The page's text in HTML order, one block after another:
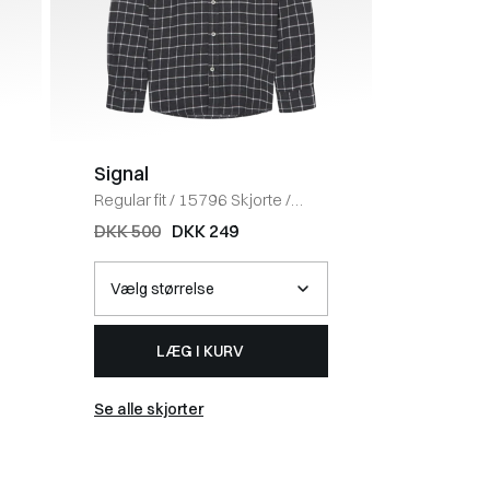
Signal
Regular fit/ 15796 Skjorte /
KOKS
DKK 500 DKK 249
LÆG I KURV
Se alle skjorter